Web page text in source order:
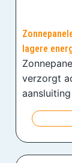
lagere
verzorgt